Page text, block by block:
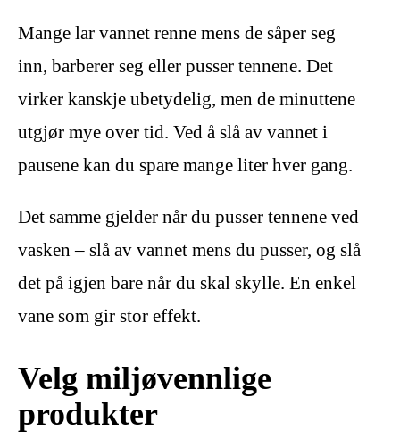
Mange lar vannet renne mens de såper seg
inn, barberer seg eller pusser tennene. Det
virker kanskje ubetydelig, men de minuttene
utgjør mye over tid. Ved å slå av vannet i
pausene kan du spare mange liter hver gang.
Det samme gjelder når du pusser tennene ved
vasken – slå av vannet mens du pusser, og slå
det på igjen bare når du skal skylle. En enkel
vane som gir stor effekt.
Velg miljøvennlige
produkter